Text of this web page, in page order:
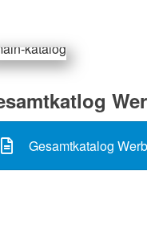
Gesamtkatalog